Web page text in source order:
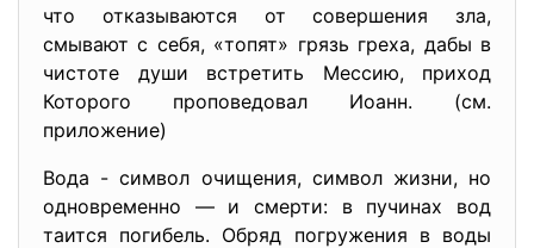
что отказываются от совершения зла,
смывают с себя, «топят» грязь греха, дабы в
чистоте души встретить Мессию, приход
Которого проповедовал Иоанн. (см.
приложение)
Вода - символ очищения, символ жизни, но
одновременно — и смерти: в пучинах вод
таится погибель. Обряд погружения в воды